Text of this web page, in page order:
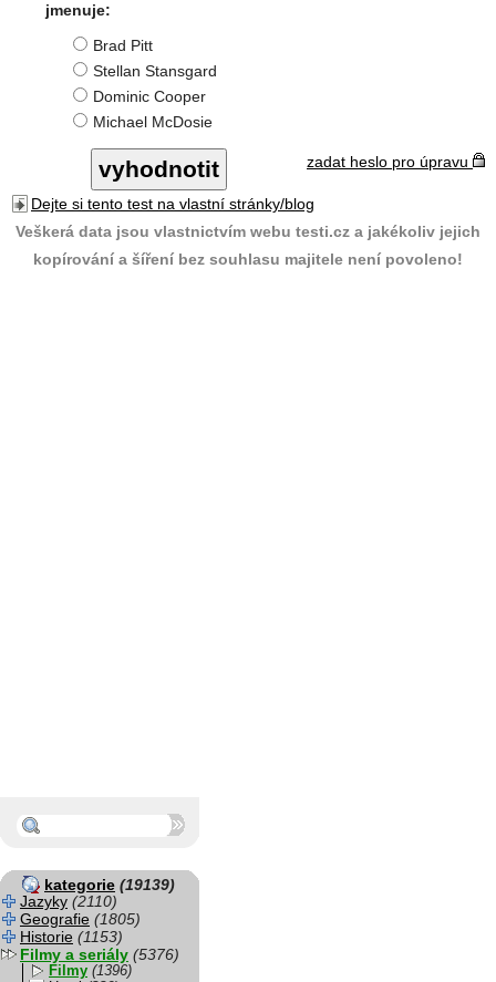
jmenuje:
Brad Pitt
Stellan Stansgard
Dominic Cooper
Michael McDosie
zadat heslo pro úpravu
Dejte si tento test na vlastní stránky/blog
Veškerá data jsou vlastnictvím webu testi.cz a jakékoliv jejich
kopírování a šíření bez souhlasu majitele není povoleno!
kategorie (19139)
Jazyky (2110)
Geografie (1805)
Historie (1153)
Filmy a seriály (5376)
Filmy (1396)